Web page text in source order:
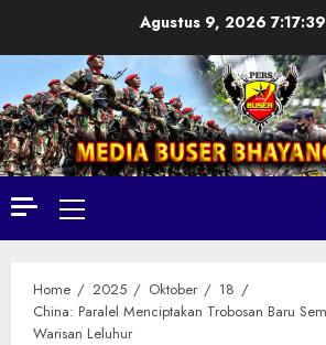
Agustus 9, 2026
Primary
Menu
Home 2025 Oktober
18
China: Paralel Menciptakan Trobosan Baru
Warisan Leluhur